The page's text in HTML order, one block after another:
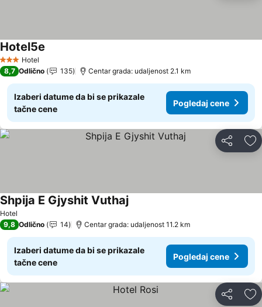
3 Zvezdice
Hotel
Hotel5e
8,7 Odlično 135 Centar grada: udaljenost 2.1 km
Izaberi datume da bi se prikazale
tačne cene
Pogledaj cene
Deli
Hotel
Shpija E Gjyshit Vuthaj
9,8 Odlično 14 Centar grada: udaljenost 11.2 km
Izaberi datume da bi se prikazale
tačne cene
Pogledaj cene
Deli